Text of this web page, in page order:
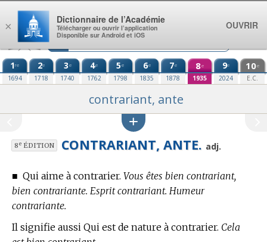
Aller au contenu
1re
1694
2e
1718
3e
1740
4e
1762
5e
1798
6e
1835
7e
1878
8e
1935
9e
2024
10e
E.C.
contrariant, ante
8eÉDITION CONTRARIANT, ANTE. adj.
■ Qui aime à contrarier. Vous êtes bien contrariant,
bien contrariante. Esprit contrariant. Humeur
contrariante.
Il signifie aussi Qui est de nature à contrarier. Cela
×
Dictionnaire de l’Académie
Télécharger ou ouvrir l’application
Disponible sur Android et iOS
OUVRIR